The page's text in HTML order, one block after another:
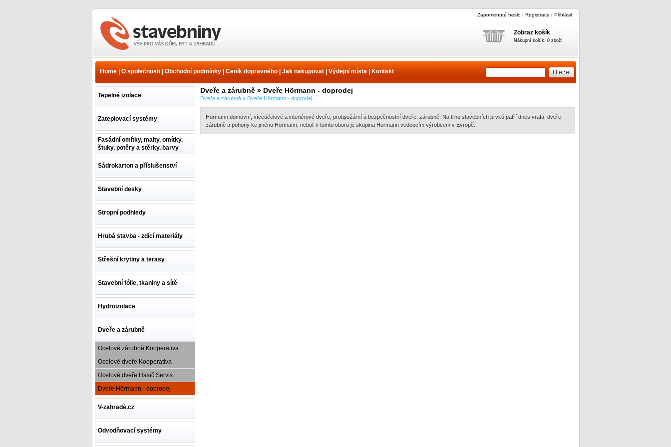
Zapomenuté heslo| Registrace | Přihlásit
Zobraz košík
Nákupní košík: 0 zboží
Internetový prodej
materiálů
Home| O společnosti| Obchodní podmínky| Ceník dopravného| Jak nakupovat| Výdejní místa | Kontakt
Tepelné izolace
Zateplovací systémy
Fasádní omítky, malty, omítky,
štuky, potěry a stěrky, barvy
Sádrokarton a příslušenství
Stavební desky
Stropní podhledy
Hrubá stavba - zdící materiály
Střešní krytiny a terasy
Stavební fólie, tkaniny a sítě
Hydroizolace
Dveře a zárubně
Ocelové zárubně Kooperativa
Ocelové dveře Kooperativa
Ocelové dveře Hasič Servis
Dveře Hörmann - doprodej
V-zahradě.cz
Odvodňovací systémy
Dveře a zárubně » Dveře Hörmann - doprodej
Dveře a zárubně» Dveře Hörmann - doprodej
Hörmann domovní, víceúčelové a interiérové dveře, protipožární a bezpečnostní dveře, zárubně. Na trhu stavebních prvků patří dnes vrata, dveře,
zárubně a pohony ke jménu Hörmann; neboť v tomto oboru je skupina Hörmann vedoucím výrobcem v Evropě.